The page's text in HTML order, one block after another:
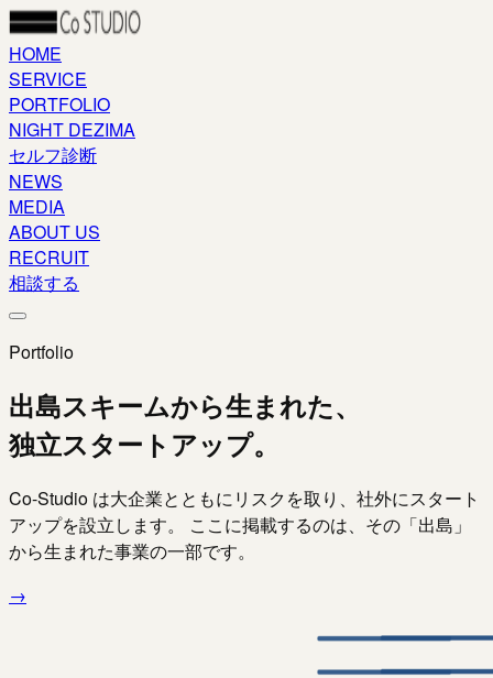
HOME
SERVICE
PORTFOLIO
NIGHT DEZIMA
セルフ診断
NEWS
MEDIA
ABOUT US
RECRUIT
相談する
Portfolio
出島スキームから生まれた、
独立スタートアップ。
Co-Studio は大企業とともにリスクを取り、社外にスタート
アップを設立します。 ここに掲載するのは、その「出島」
から生まれた事業の一部です。
→